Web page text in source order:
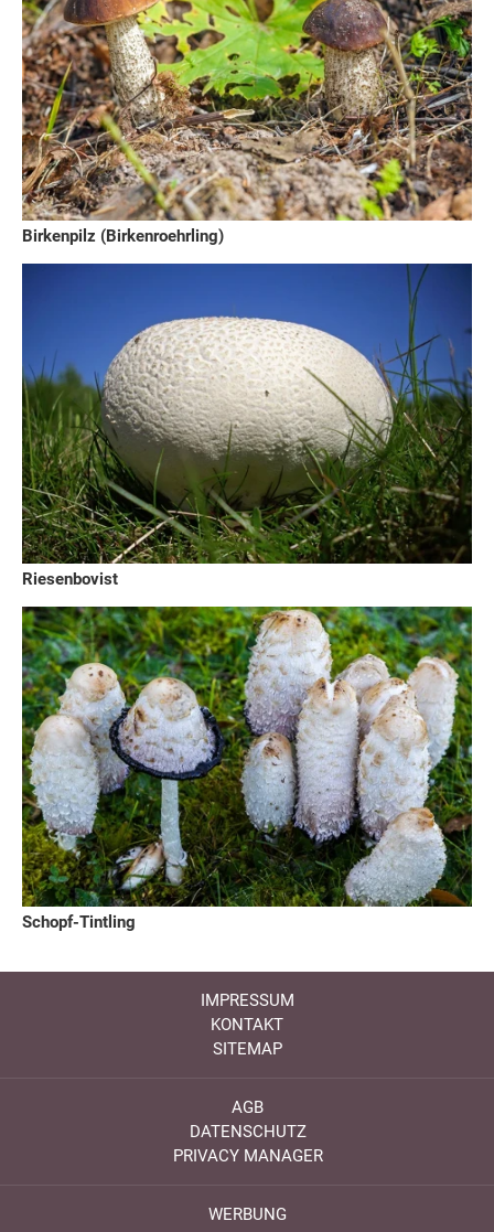
Birkenpilz (Birkenroehrling)
Riesenbovist
Schopf-Tintling
IMPRESSUM
KONTAKT
SITEMAP
AGB
DATENSCHUTZ
PRIVACY MANAGER
WERBUNG